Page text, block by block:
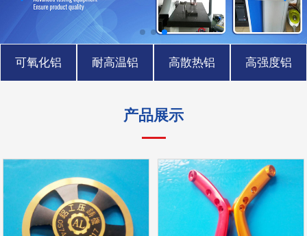
可氧化铝 耐高温铝 高散热铝 高强度铝
产品展示